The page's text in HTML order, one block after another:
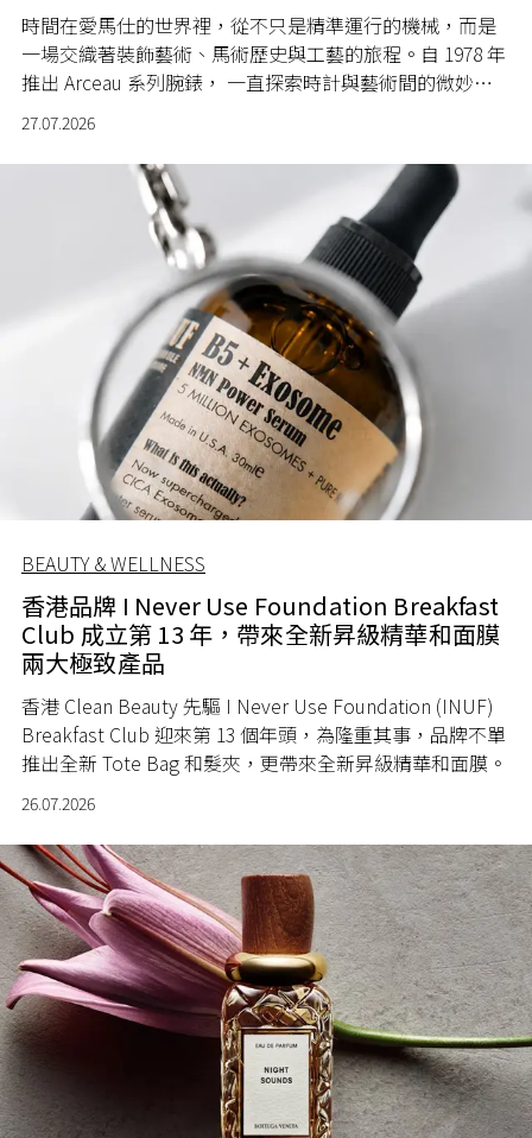
時間在愛馬仕的世界裡，從不只是精準運行的機械，而是
一場交織著裝飾藝術、馬術歷史與工藝的旅程。自 1978 年
推出 Arceau 系列腕錶， 一直探索時計與藝術間的微妙關
27.07.2026
BEAUTY & WELLNESS
香港品牌 I Never Use Foundation Breakfast
Club 成立第 13 年，帶來全新昇級精華和面膜
兩大極致產品
香港 Clean Beauty 先驅 I Never Use Foundation (INUF)
Breakfast Club 迎來第 13 個年頭，為隆重其事，品牌不單
推出全新 Tote Bag 和髮夾，更帶來全新昇級精華和面膜。
26.07.2026